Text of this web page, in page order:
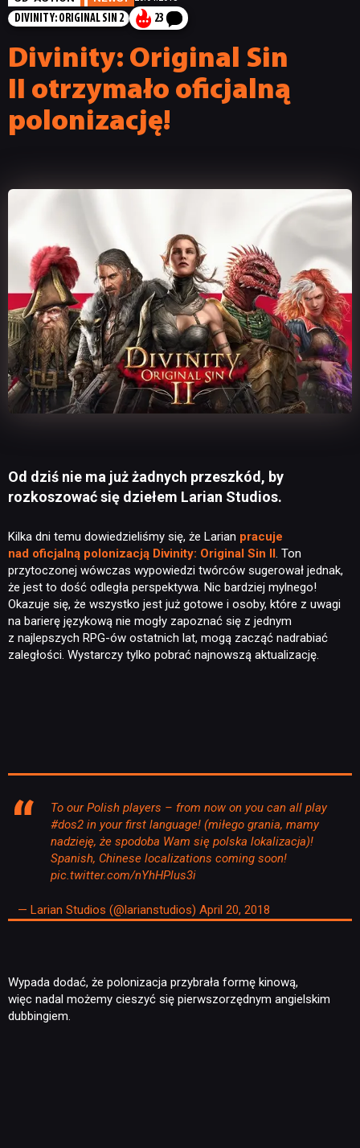
DIVINITY: ORIGINAL SIN 2
23
Divinity: Original Sin
II otrzymało oficjalną
polonizację!
Od dziś nie ma już żadnych przeszkód, by
rozkoszować się dziełem Larian Studios.
Kilka dni temu dowiedzieliśmy się, że Larian pracuje
nad oficjalną polonizacją Divinity: Original Sin II. Ton
przytoczonej wówczas wypowiedzi twórców sugerował jednak,
że jest to dość odległa perspektywa. Nic bardziej mylnego!
Okazuje się, że wszystko jest już gotowe i osoby, które z uwagi
na barierę językową nie mogły zapoznać się z jednym
z najlepszych RPG-ów ostatnich lat, mogą zacząć nadrabiać
zaległości. Wystarczy tylko pobrać najnowszą aktualizację.
To our Polish players – from now on you can all play
#dos2in your first language! (miłego grania, mamy
nadzieję, że spodoba Wam się polska lokalizacja)!
Spanish, Chinese localizations coming soon!
pic.twitter.com/nYhHPlus3i
— Larian Studios (@larianstudios) April 20, 2018
Wypada dodać, że polonizacja przybrała formę kinową,
więc nadal możemy cieszyć się pierwszorzędnym angielskim
dubbingiem.